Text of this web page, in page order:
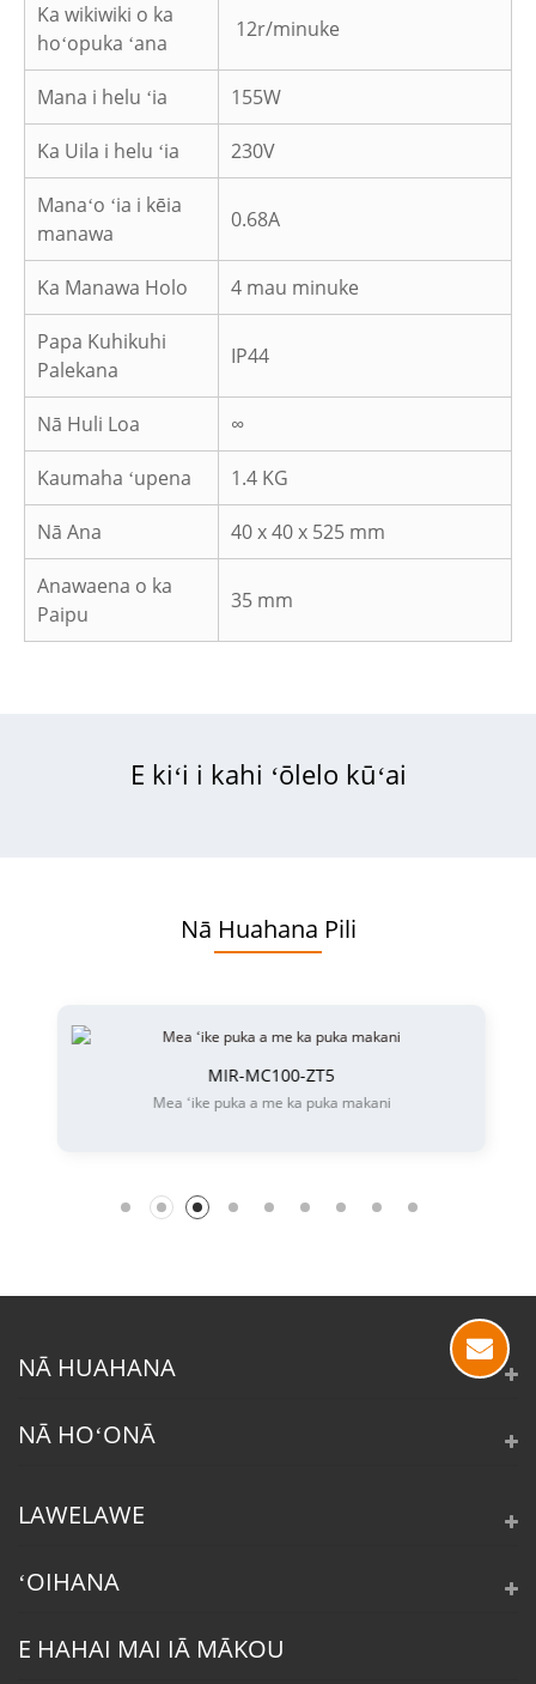
Ka wikiwiki o ka
hoʻopuka ʻana
12r/minuke
Mana i helu ʻia 155W
Ka Uila i helu ʻia 230V
Manaʻo ʻia i kēia
manawa
0.68A
Ka Manawa Holo 4 mau minuke
Papa Kuhikuhi
Palekana
IP44
Nā Huli Loa ∞
Kaumaha ʻupena 1.4 KG
Nā Ana 40 x 40 x 525 mm
Anawaena o ka
Paipu
35 mm
E kiʻi i kahi ʻōlelo kūʻai
Nā Huahana Pili
MIR-MC100-ZT5
Mea ʻike puka a me ka puka makani
NĀ HUAHANA
NĀ HOʻONĀ
LAWELAWE
ʻOIHANA
E HAHAI MAI IĀ MĀKOU